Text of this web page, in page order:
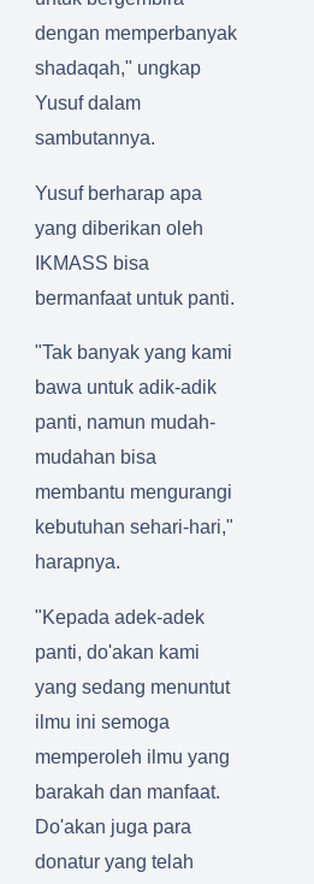
dengan memperbanyak
shadaqah," ungkap
Yusuf dalam
sambutannya.
Yusuf berharap apa
yang diberikan oleh
IKMASS bisa
bermanfaat untuk panti.
"Tak banyak yang kami
bawa untuk adik-adik
panti, namun mudah-
mudahan bisa
membantu mengurangi
kebutuhan sehari-hari,"
harapnya.
"Kepada adek-adek
panti, do'akan kami
yang sedang menuntut
ilmu ini semoga
memperoleh ilmu yang
barakah dan manfaat.
Do'akan juga para
donatur yang telah